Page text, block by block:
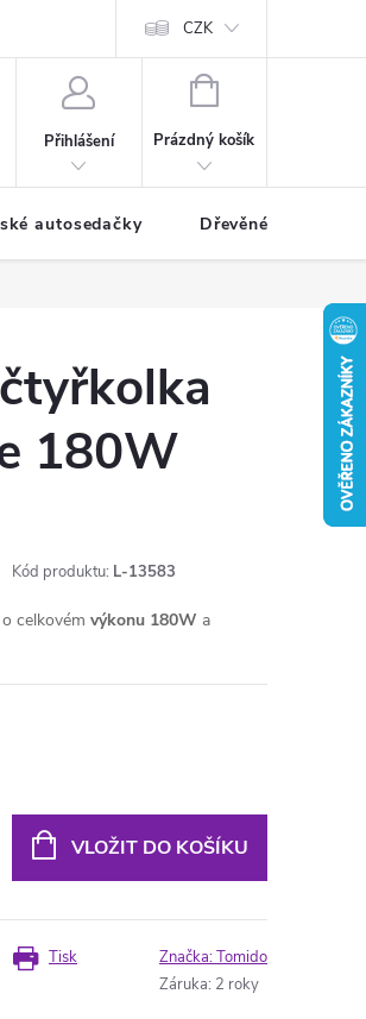
CZK
Přihlášení
NÁKUPNÍ
Prázdný košík
autosedačky Dřevěné hračky
180W
Kód produktu: L-13583
celkovém výkonu 180W a
VLOŽIT DO KOŠÍKU
Tisk Značka:Tomido
Záruka: 2 roky